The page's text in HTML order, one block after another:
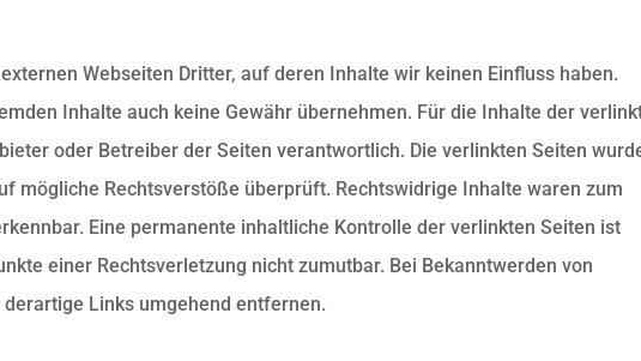
Webseiten Dritter, auf deren Inhalte wir keinen Einfluss haben.
Inhalte auch keine Gewähr übernehmen. Für die Inhalte der
oder Betreiber der Seiten verantwortlich. Die verlinkten Seiten
mögliche Rechtsverstöße überprüft. Rechtswidrige Inhalte waren zum
Eine permanente inhaltliche Kontrolle der verlinkten Seiten ist
einer Rechtsverletzung nicht zumutbar. Bei Bekanntwerden von
Links umgehend entfernen.